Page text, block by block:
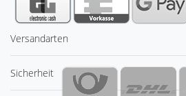
Versandarten
Sicherheit